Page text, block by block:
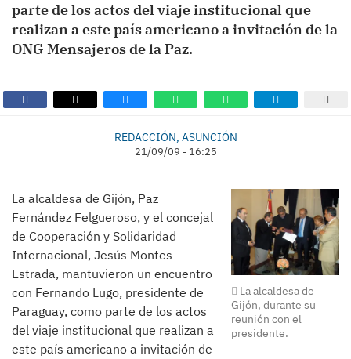
parte de los actos del viaje institucional que
realizan a este país americano a invitación de la
ONG Mensajeros de la Paz.
REDACCIÓN, ASUNCIÓN
21/09/09 - 16:25
La alcaldesa de
Gijón, durante su
reunión con el
presidente.
La alcaldesa de Gijón, Paz
Fernández Felgueroso, y el concejal
de Cooperación y Solidaridad
Internacional, Jesús Montes
Estrada, mantuvieron un encuentro
con Fernando Lugo, presidente de
Paraguay, como parte de los actos
del viaje institucional que realizan a
este país americano a invitación de